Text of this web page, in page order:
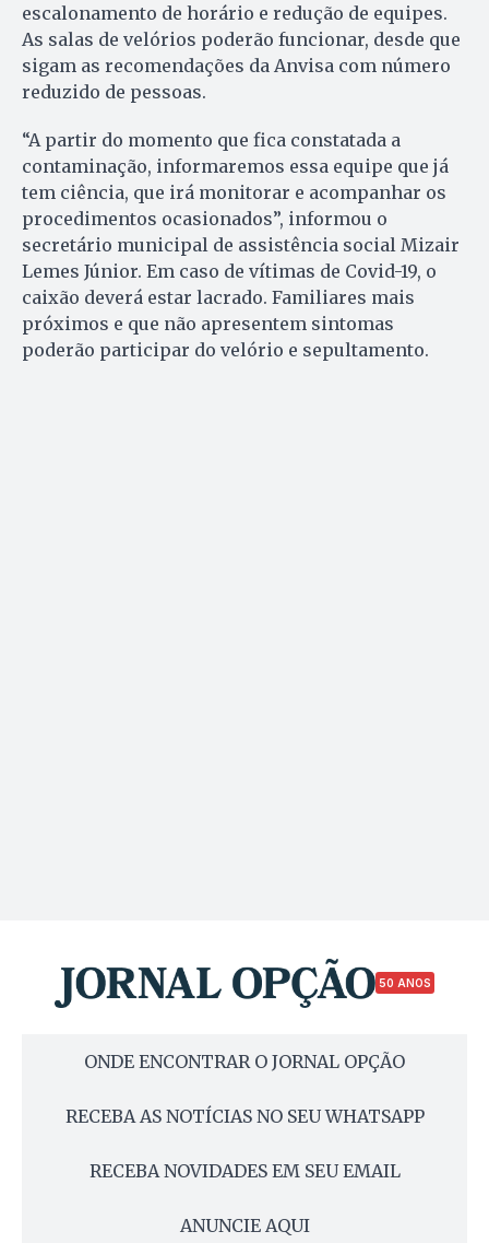
escalonamento de horário e redução de equipes.
As salas de velórios poderão funcionar, desde que
sigam as recomendações da Anvisa com número
reduzido de pessoas.
“A partir do momento que fica constatada a
contaminação, informaremos essa equipe que já
tem ciência, que irá monitorar e acompanhar os
procedimentos ocasionados”, informou o
secretário municipal de assistência social Mizair
Lemes Júnior. Em caso de vítimas de Covid-19, o
caixão deverá estar lacrado. Familiares mais
próximos e que não apresentem sintomas
poderão participar do velório e sepultamento.
50 ANOS
ONDE ENCONTRAR O JORNAL OPÇÃO
RECEBA AS NOTÍCIAS NO SEU WHATSAPP
RECEBA NOVIDADES EM SEU EMAIL
ANUNCIE AQUI